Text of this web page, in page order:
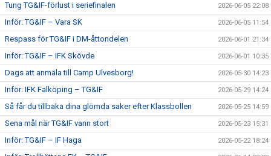
Tung TG&IF-förlust i seriefinalen 2026-06-05 22:08
Inför: TG&IF – Vara SK 2026-06-05 11:54
Respass för TG&IF i DM-åttondelen 2026-06-01 21:34
Inför: TG&IF – IFK Skövde 2026-06-01 10:35
Dags att anmäla till Camp Ulvesborg! 2026-05-30 14:23
Inför: IFK Falköping – TG&IF 2026-05-29 14:24
Så får du tillbaka dina glömda saker efter Klassbollen 2026-05-25 14:59
Sena mål när TG&IF vann stort 2026-05-23 15:31
Inför: TG&IF – IF Haga 2026-05-22 18:24